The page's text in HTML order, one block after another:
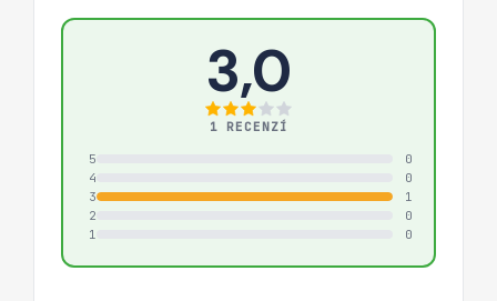
3,0
1 RECENZÍ
5
0
4
0
3
1
2
0
1
0